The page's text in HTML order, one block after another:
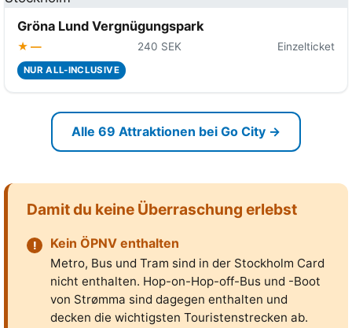
Gröna Lund Vergnügungspark
★ — 240 SEK Einzelticket
NUR ALL-INCLUSIVE
Alle 69 Attraktionen bei Go City →
Damit du keine Überraschung erlebst
Kein ÖPNV enthalten
Metro, Bus und Tram sind in der Stockholm Card
nicht enthalten. Hop-on-Hop-off-Bus und -Boot
von Strømma sind dagegen enthalten und
decken die wichtigsten Touristenstrecken ab.